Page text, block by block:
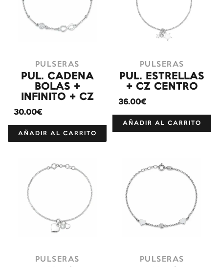
PULSERAS
PUL. CADENA
BOLAS +
INFINITO + CZ
30.00€
AÑADIR AL CARRITO
PULSERAS
PUL. ESTRELLAS
+ CZ CENTRO
36.00€
AÑADIR AL CARRITO
PULSERAS PULSERAS